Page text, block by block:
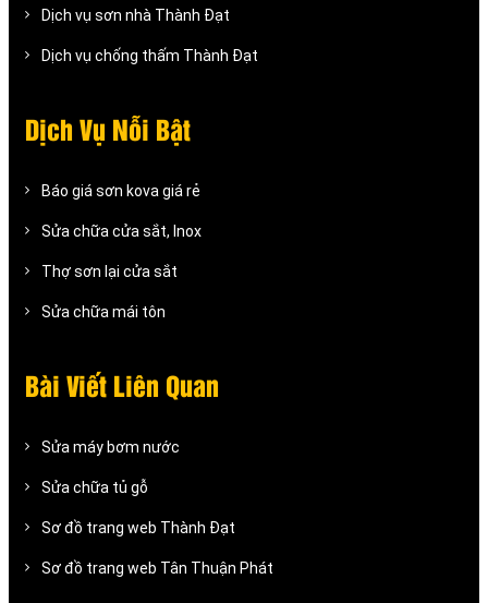
Dịch vụ sơn nhà Thành Đạt
Dịch vụ chống thấm Thành Đạt
Dịch Vụ Nỗi Bật
Báo giá sơn kova giá rẻ
Sửa chữa cửa sắt, Inox
Thợ sơn lại cửa sắt
Sửa chữa mái tôn
Bài Viết Liên Quan
Sửa máy bơm nước
Sửa chữa tủ gỗ
Sơ đồ trang web Thành Đạt
Sơ đồ trang web Tân Thuận Phát